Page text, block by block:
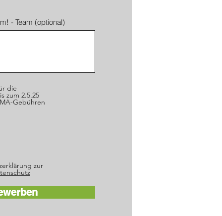
- Team (optional)
die
zum 2.5.25
Gebühren
zur